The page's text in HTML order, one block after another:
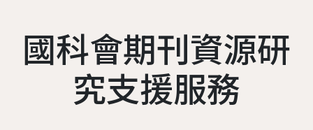
綠色大學
成功大
使用服務
教授指定參考用書
館藏分類統計查詢
個人學術檔案
書香享閱卡
服務滿意度調查
遺失物品
讀者意
圖書委員會
夢想成圖
工作人員
國科會期刊資源研
究支援服務